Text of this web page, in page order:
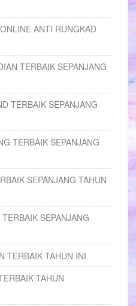
ANTI RUNGKAD
TERBAIK SEPANJANG
TERBAIK SEPANJANG
TERBAIK SEPANJANG
SEPANJANG TAHUN
SEPANJANG
TERBAIK TAHUN INI
TAHUN